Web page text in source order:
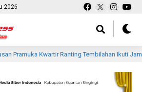
2026
Ranting Tembilahan Ikuti Jambore